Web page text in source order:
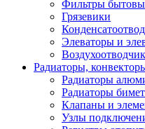
Фильтры
Грязевики
Элеваторы и
Радиаторы,
Радиаторы
Радиаторы
Клапаны и
Узлы